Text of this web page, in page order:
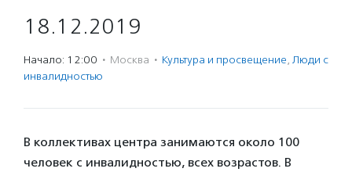
18.12.2019
Начало: 12:00 · Москва · Культура и просвещение, Люди с
инвалидностью
В коллективах центра занимаются около 100
человек с инвалидностью, всех возрастов. В